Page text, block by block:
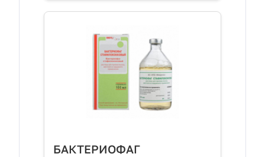
БАКТЕРИОФАГ